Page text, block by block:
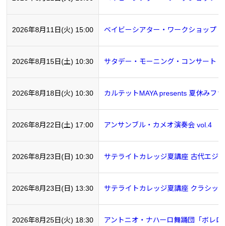
2026年8月11日(火) 15:00 ベイビーシアター・ワークショップ
2026年8月15日(土) 10:30 サタデー・モーニング・コンサート
2026年8月18日(火) 10:30 カルテットMAYA presents 夏休みフ
2026年8月22日(土) 17:00 アンサンブル・カメオ演奏会 vol.4
2026年8月23日(日) 10:30 サテライトカレッジ夏講座 古代エジ
2026年8月23日(日) 13:30 サテライトカレッジ夏講座 クラシッ
2026年8月25日(火) 18:30 アントニオ・ナハーロ舞踊団「ボレ